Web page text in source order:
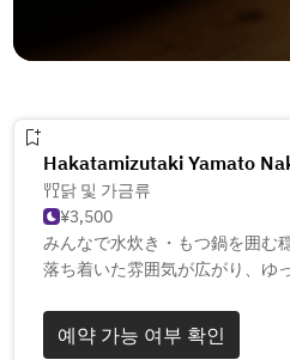
Hakatamizutaki Yamato
닭 및 가금류
¥3,500
みんなで水炊き・もつ鍋を囲む
落ち着いた雰囲気が広がり、ゆ
博多を存分に味わいたい、そん
炊き・もつ鍋をメインに楽しめ
예약 가능 여부 확인